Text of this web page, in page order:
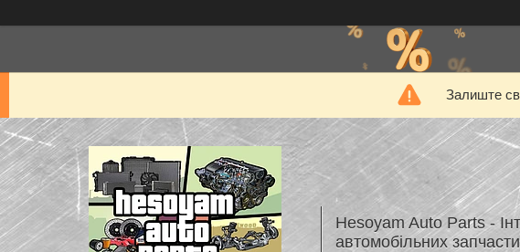
Залиште
Hesoyam Auto Parts -
автомобільних